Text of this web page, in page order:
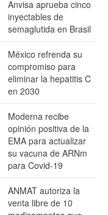
Anvisa aprueba cinco
inyectables de
semaglutida en Brasil
México refrenda su
compromiso para
eliminar la hepatitis C
en 2030
Moderna recibe
opinión positiva de la
EMA para actualizar
su vacuna de ARNm
para Covid-19
ANMAT autoriza la
venta libre de 10